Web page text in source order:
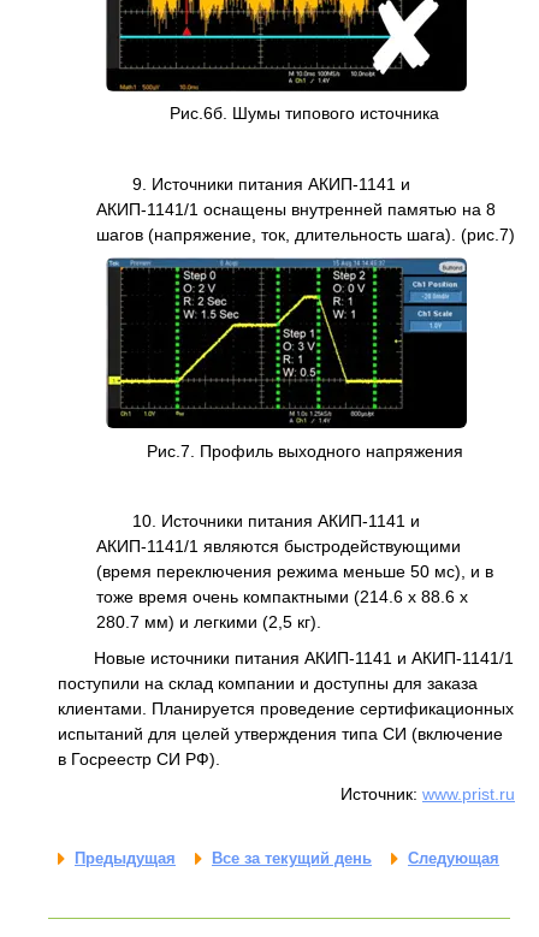
Рис.6б. Шумы типового источника
9. Источники питания АКИП-1141 и
АКИП-1141/1 оснащены внутренней памятью на 8
шагов (напряжение, ток, длительность шага). (рис.7)
Рис.7. Профиль выходного напряжения
10. Источники питания АКИП-1141 и
АКИП-1141/1 являются быстродействующими
(время переключения режима меньше 50 мс), и в
тоже время очень компактными (214.6 x 88.6 x
280.7 мм) и легкими (2,5 кг).
Новые источники питания АКИП-1141 и АКИП-1141/1
поступили на склад компании и доступны для заказа
клиентами. Планируется проведение сертификационных
испытаний для целей утверждения типа СИ (включение
в Госреестр СИ РФ).
Источник: www.prist.ru
Предыдущая Все за текущий день Следующая